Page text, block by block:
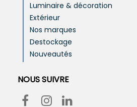
Luminaire & décoration
Extérieur
Nos marques
Destockage
Nouveautés
NOUS SUIVRE